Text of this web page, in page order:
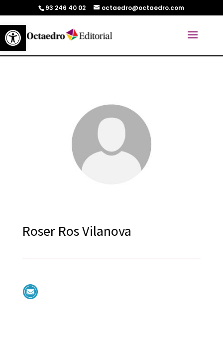
Abrir barra de herramientas
93 246 40 02 octaedro@octaedro.com
Roser Ros Vilanova